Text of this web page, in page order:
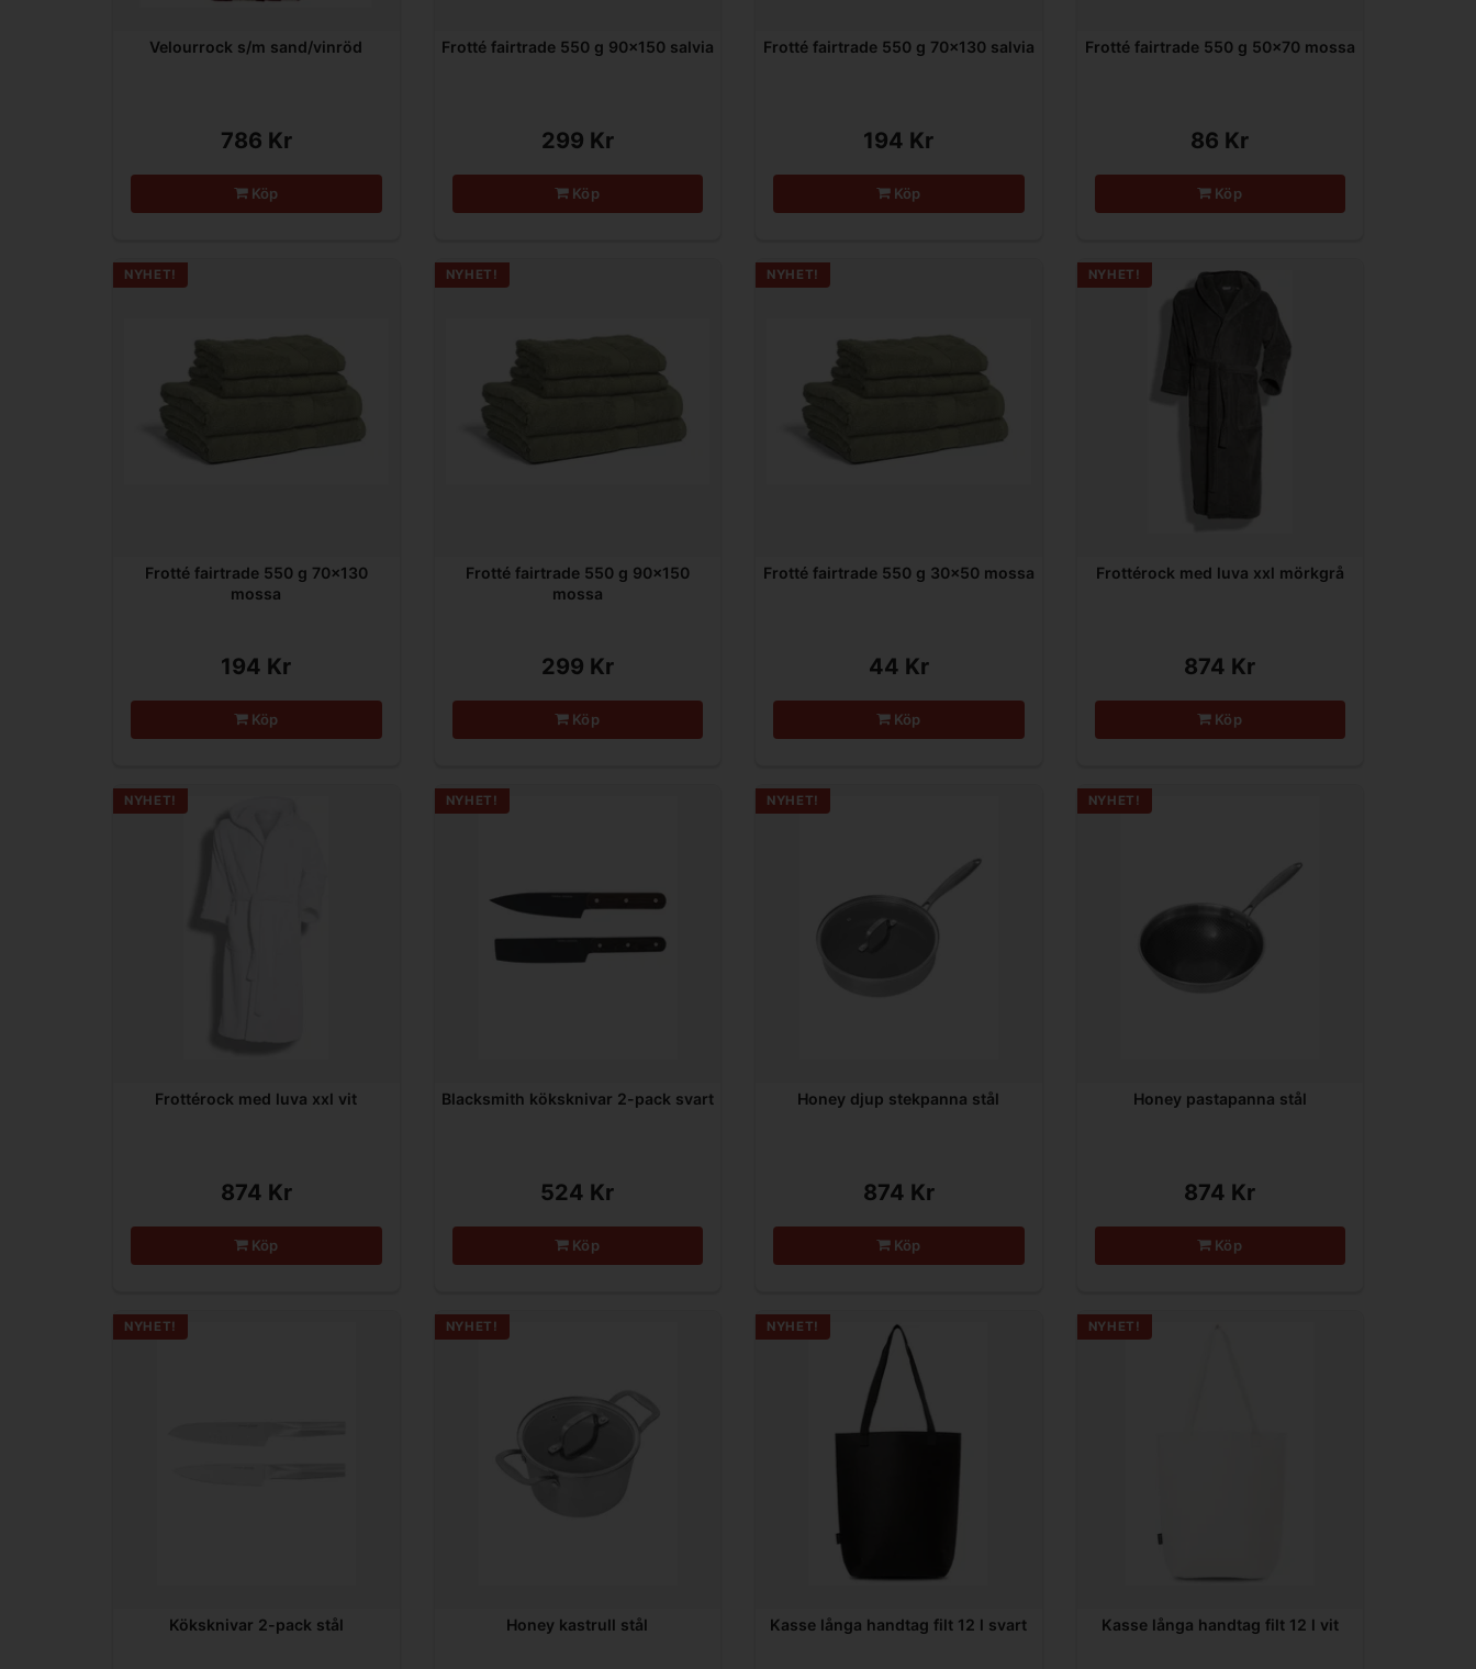
Velourrock s/m sand/vinröd
786 Kr
Köp
Frotté fairtrade 550 g 90x150 salvia
299 Kr
Köp
Frotté fairtrade 550 g 70x130 salvia
194 Kr
Köp
Frotté fairtrade 550 g 50x70 mossa
86 Kr
Köp
NYHET!
Frotté fairtrade 550 g 70x130
mossa
194 Kr
Köp
NYHET!
Frotté fairtrade 550 g 90x150
mossa
299 Kr
Köp
NYHET!
Frotté fairtrade 550 g 30x50 mossa
44 Kr
Köp
NYHET!
Frottérock med luva xxl mörkgrå
874 Kr
Köp
NYHET!
Frottérock med luva xxl vit
874 Kr
Köp
NYHET!
Blacksmith köksknivar 2-pack svart
524 Kr
Köp
NYHET!
Honey djup stekpanna stål
874 Kr
Köp
NYHET!
Honey pastapanna stål
874 Kr
Köp
NYHET!
Köksknivar 2-pack stål
NYHET!
Honey kastrull stål
NYHET!
Kasse långa handtag filt 12 l svart
NYHET!
Kasse långa handtag filt 12 l vit